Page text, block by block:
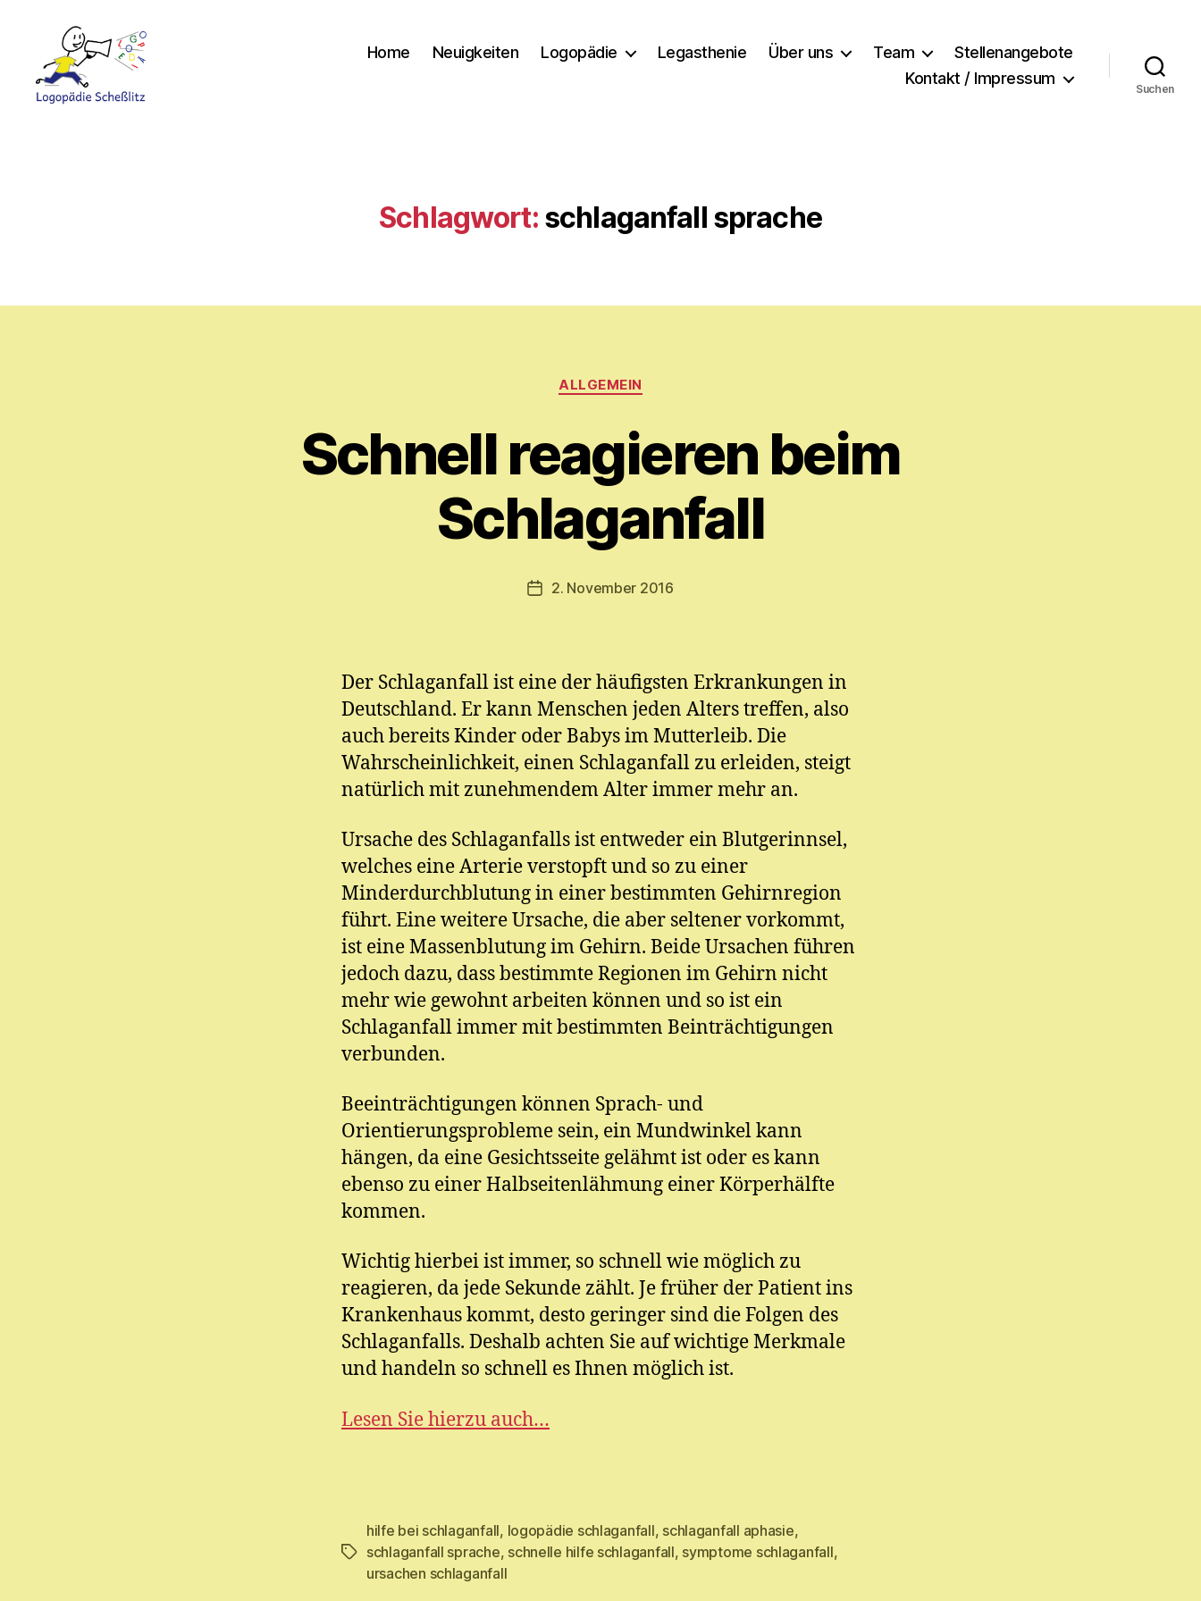
Home Neuigkeiten Logopädie Legasthenie Über uns Team
Stellenangebote
Kontakt / Impressum
Suchen
Schlagwort: schlaganfall sprache
Kategorien
ALLGEMEIN
Schnell reagieren beim
Schlaganfall
Beitragsautor
V
o
M
y
m
h
el
Veröffentlichungsdatum
2. November 2016
Der Schlaganfall ist eine der häufigsten Erkrankungen in
Deutschland. Er kann Menschen jeden Alters treffen, also
auch bereits Kinder oder Babys im Mutterleib. Die
Wahrscheinlichkeit, einen Schlaganfall zu erleiden, steigt
natürlich mit zunehmendem Alter immer mehr an.
Ursache des Schlaganfalls ist entweder ein Blutgerinnsel,
welches eine Arterie verstopft und so zu einer
Minderdurchblutung in einer bestimmten Gehirnregion
führt. Eine weitere Ursache, die aber seltener vorkommt,
ist eine Massenblutung im Gehirn. Beide Ursachen führen
jedoch dazu, dass bestimmte Regionen im Gehirn nicht
mehr wie gewohnt arbeiten können und so ist ein
Schlaganfall immer mit bestimmten Beinträchtigungen
verbunden.
Beeinträchtigungen können Sprach- und
Orientierungsprobleme sein, ein Mundwinkel kann
hängen, da eine Gesichtsseite gelähmt ist oder es kann
ebenso zu einer Halbseitenlähmung einer Körperhälfte
kommen.
Wichtig hierbei ist immer, so schnell wie möglich zu
reagieren, da jede Sekunde zählt. Je früher der Patient ins
Krankenhaus kommt, desto geringer sind die Folgen des
Schlaganfalls. Deshalb achten Sie auf wichtige Merkmale
und handeln so schnell es Ihnen möglich ist.
Lesen Sie hierzu auch…
Schlagwörter
hilfe bei schlaganfall, logopädie schlaganfall, schlaganfall aphasie,
schlaganfall sprache, schnelle hilfe schlaganfall, symptome schlaganfall,
ursachen schlaganfall